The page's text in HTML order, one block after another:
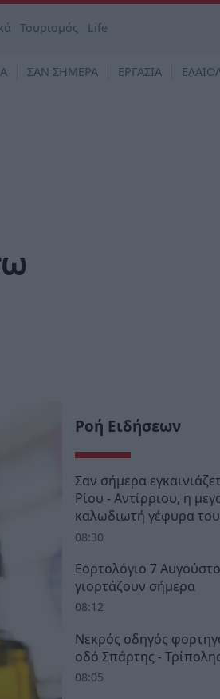
Τουρισμός Life
ΣΑΝ ΣΗΜΕΡΑ ΕΡΓΑΣΙΑ
Ροή Ειδήσεων
Σαν σήμερα
Ρίου - Αντίρριου, η
καλωδιωτή γέφυρα
08:30
Εορτολόγιο 7
γιορτάζουν σήμερα
08:12
Νεκρός οδηγός
οδό Σπάρτης -
08:05